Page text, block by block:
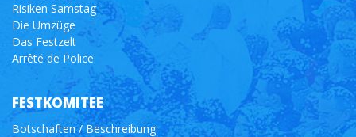
Risiken Samstag
Die Umzüge
Das Festzelt
Arrêté de Police
FESTKOMITEE
Botschaften / Beschreibung